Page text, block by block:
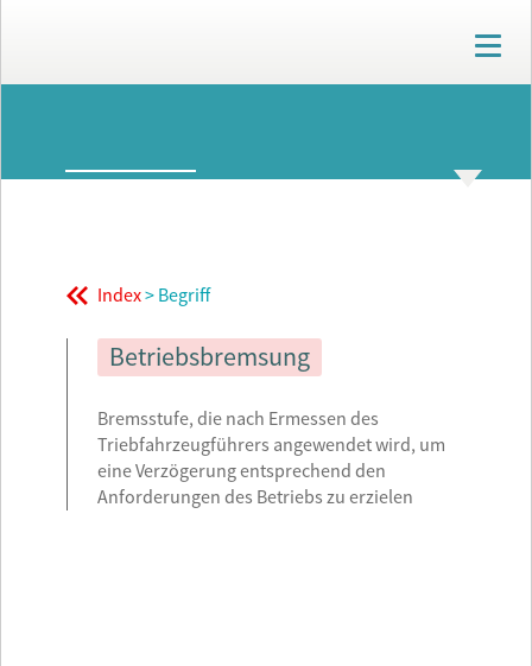
T
o
g
n
GLOSSAR
Index> Begriff
Betriebsbremsung
Bremsstufe, die nach Ermessen des
Triebfahrzeugführers angewendet wird, um
eine Verzögerung entsprechend den
Anforderungen des Betriebs zu erzielen